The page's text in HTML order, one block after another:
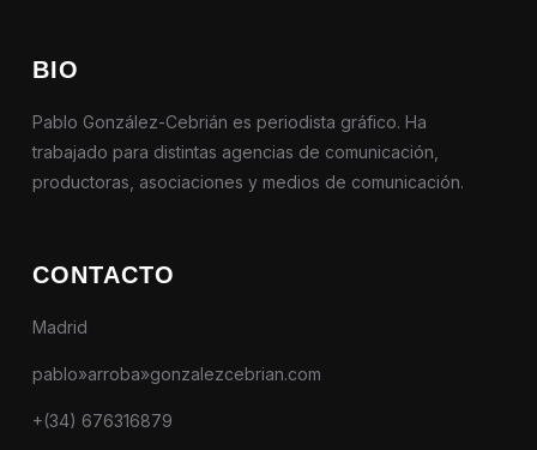
BIO
Pablo González-Cebrián es periodista gráfico. Ha
trabajado para distintas agencias de comunicación,
productoras, asociaciones y medios de comunicación.
CONTACTO
Madrid
pablo»arroba»gonzalezcebrian.com
+(34) 676316879